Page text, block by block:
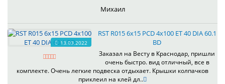
Михаил
13.03.2022
RST R015 6x15 PCD 4x100 ET 40 DIA 60.1
BD
Заказал на Весту в Краснодар, пришли
очень быстро. вид отличный, все в
комплекте. Очень легкие подвеска отдыхает. Крышки колпачков
приклеил на клей дл..